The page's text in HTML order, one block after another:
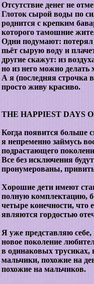
Отсутствие денег не
Глоток сырой воды по
роднится с крепким
которого тамошние
Одни подумают: потерял
пьёт сырую воду и
другие скажут: из
но из него можно делать
А я (последняя строчка
просто живу красиво.
THE HAPPIEST DAYS
Когда появится больше
я непременно займусь
подрастающего
Все без исключения
пронумерованы,
Хорошие дети имеют
полную комплектацию,
четыре конечности, что
являются гордостью
Я уже представляю
новое поколение
в одинаковых трусиках,
мальчики, похожие на
похожие на мальчиков.